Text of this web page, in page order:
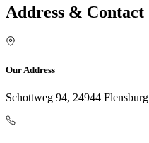
Address & Contact
Our Address
Schottweg 94, 24944 Flensburg